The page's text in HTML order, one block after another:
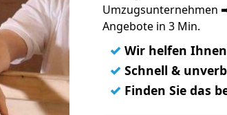
Umzugsunternehmen
Angebote in 3 Min.
✓ Wir helfen
✓ Schnell &
✓ Finden Sie das